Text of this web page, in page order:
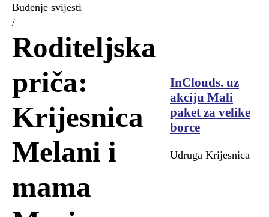
Buđenje svijesti
/
Roditeljska
priča:
Krijesnica
Melani i
mama
InClouds. uz
akciju Mali
paket za velike
borce
Udruga Krijesnica